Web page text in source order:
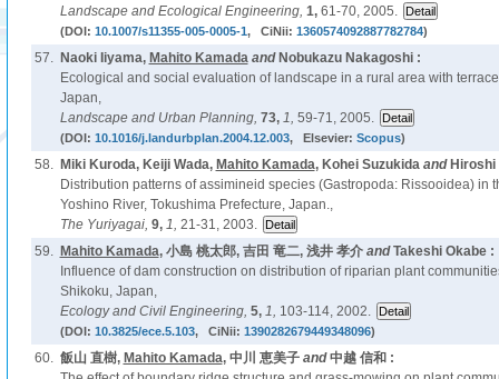
Landscape and Ecological Engineering, 1, 61-70, 2005.
(DOI: 10.1007/s11355-005-0005-1, CiNii: 1360574092887782784)
57. Naoki Iiyama, Mahito Kamadaand Nobukazu Nakagoshi :
Ecological and social evaluation of landscape in a rural area with
Japan,
Landscape and Urban Planning, 73, 1, 59-71, 2005.
(DOI: 10.1016/j.landurbplan.2004.12.003, Elsevier: Scopus)
58. Miki Kuroda, Keiji Wada, Mahito Kamada, Kohei Suzukidaand Hiroshi
Distribution patterns of assimineid species (Gastropoda: Rissooidea) in
Yoshino River, Tokushima Prefecture, Japan.,
The Yuriyagai, 9, 1, 21-31, 2003.
59.
Mahito Kamada, 小島 桃太郎, 吉田 竜二, 浅井 孝介andTakeshi Okabe :
Influence of dam construction on distribution of riparian plant
Shikoku, Japan,
Ecology and Civil Engineering, 5, 1, 103-114, 2002.
(DOI: 10.3825/ece.5.103, CiNii: 1390282679449348096)
60. 飯山 直樹, Mahito Kamada, 中川 恵美子and中越 信和 :